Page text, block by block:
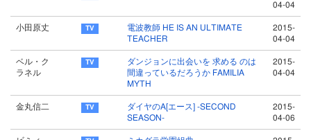
04-04
小田原丈
電波教師 HE IS AN ULTIMATE
TEACHER
2015-
04-04
ベル・ク
ラネル
ダンジョンに出会いを 求める のは
間違っているだろうか FAMILIA
MYTH
2015-
04-04
金丸信二
ダイヤのA[エース] -SECOND
SEASON-
2015-
04-06